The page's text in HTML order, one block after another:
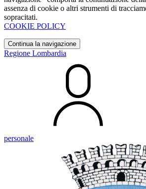
assenza di cookie o altri strumenti di
sopracitati.
COOKIE POLICY
Continua la navigazione
Regione Lombardia
personale